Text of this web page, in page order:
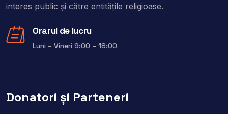
interes public şi către entitățile religioase.
Orarul de lucru
Luni – Vineri 9:00 – 18:00
Donatori și Parteneri